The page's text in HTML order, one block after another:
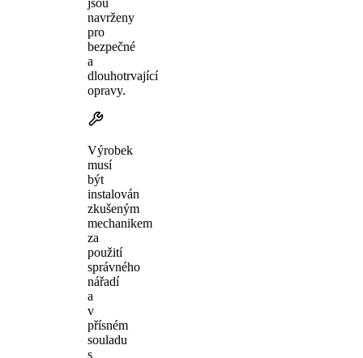
navrženy
pro
bezpečné
a
dlouhotrvající
opravy.
Výrobek
musí
být
instalován
zkušeným
mechanikem
za
použití
správného
nářadí
a
v
přísném
souladu
s